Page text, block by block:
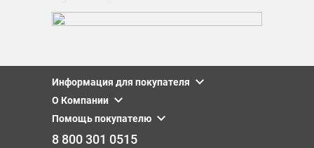
Информация для покупателя
О Компании
Помощь покупателю
8 800 301 0515